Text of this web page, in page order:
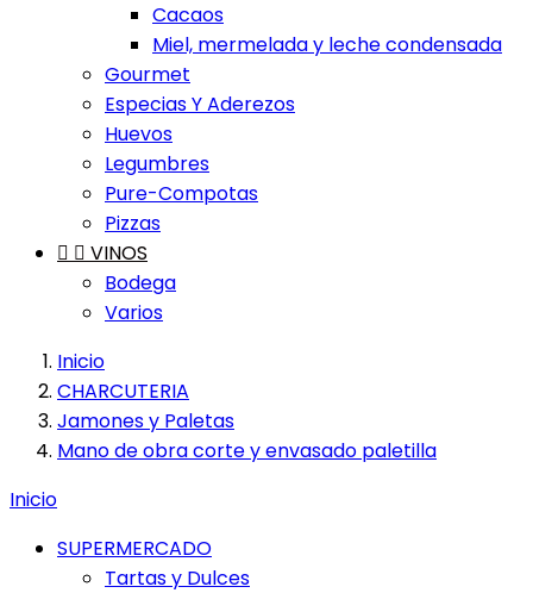
Cacaos
Miel, mermelada y leche condensada
Gourmet
Especias Y Aderezos
Huevos
Legumbres
Pure-Compotas
Pizzas
  VINOS
Bodega
Varios
Inicio
CHARCUTERIA
Jamones y Paletas
Mano de obra corte y envasado paletilla
Inicio
SUPERMERCADO
Tartas y Dulces